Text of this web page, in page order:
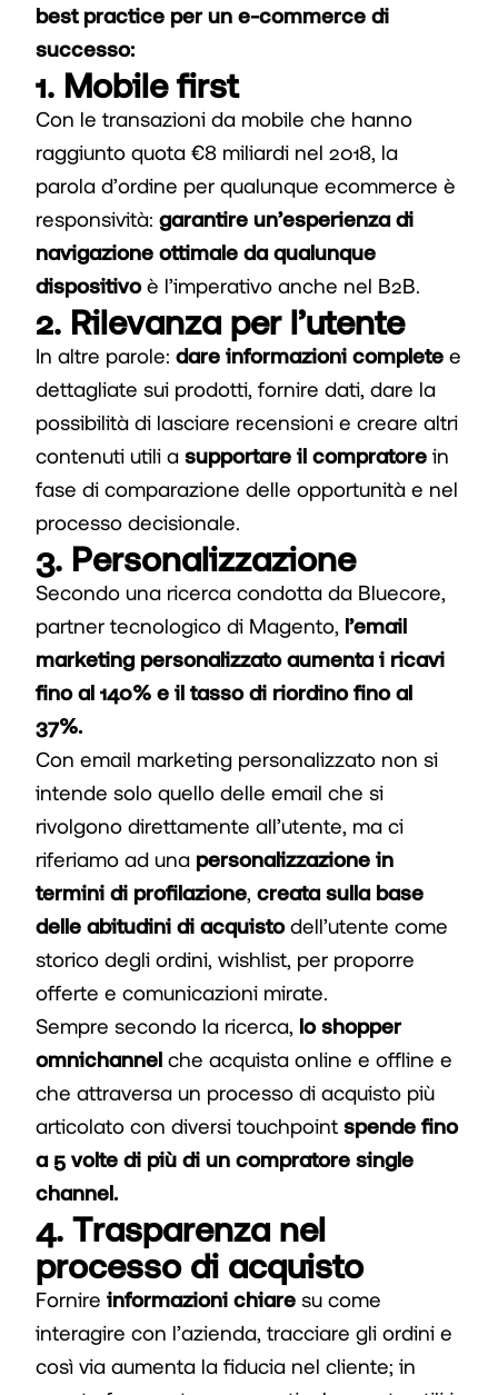
best practice per un e-commerce di
successo:
1. Mobile first
Con le transazioni da mobile che hanno
raggiunto quota €8 miliardi nel 2018, la
parola d’ordine per qualunque ecommerce è
responsività: garantire un’esperienza di
navigazione ottimale da qualunque
dispositivoè l’imperativo anche nel B2B.
2. Rilevanza per l’utente
In altre parole: dare informazioni complete e
dettagliate sui prodotti, fornire dati, dare la
possibilità di lasciare recensioni e creare altri
contenuti utili a supportare il compratore in
fase di comparazione delle opportunità e nel
processo decisionale.
3. Personalizzazione
Secondo una ricerca condotta da Bluecore,
partner tecnologico di Magento, l’email
marketing personalizzato aumenta i ricavi
fino al 140% e il tasso di riordino fino al
37%.
Con email marketing personalizzato non si
intende solo quello delle email che si
rivolgono direttamente all’utente, ma ci
riferiamo ad una personalizzazione in
termini di profilazione creata sulla base
delle abitudini di acquistodell’utente come
storico degli ordini, wishlist, per proporre
offerte e comunicazioni mirate.
Sempre secondo la ricerca, lo shopper
omnichannel che acquista online e offline e
che attraversa un processo di acquisto più
articolato con diversi touchpoint spende fino
a 5 volte di più di un compratore single
channel.
4. Trasparenza nel
processo di acquisto
Fornire informazioni chiare su come
interagire con l’azienda, tracciare gli ordini e
così via aumenta la fiducia nel cliente; in